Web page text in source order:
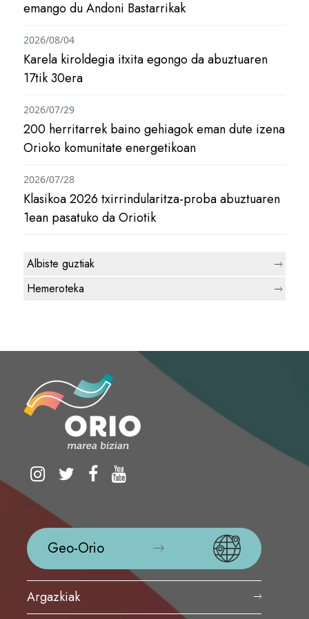
emango du Andoni Bastarrikak
Karela kiroldegia itxita egongo da abuztuaren
17tik 30era
2026/08/04
200 herritarrek baino gehiagok eman dute izena
Orioko komunitate energetikoan
2026/07/29
Klasikoa 2026 txirrindularitza-proba abuztuaren
1ean pasatuko da Oriotik
2026/07/28
Albiste guztiak
Hemeroteka
Geo-Orio
Argazkiak